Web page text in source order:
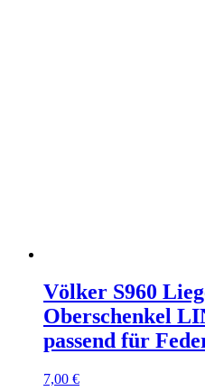
Völker S960
Oberschenkel
passend für
7,00 €